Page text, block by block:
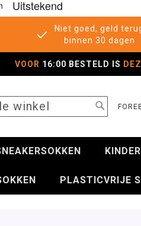
Niet goed, geld
binnen 30 dagen
VOOR 16:00 BESTELD IS
SEARCH
PLASTICVRIJE